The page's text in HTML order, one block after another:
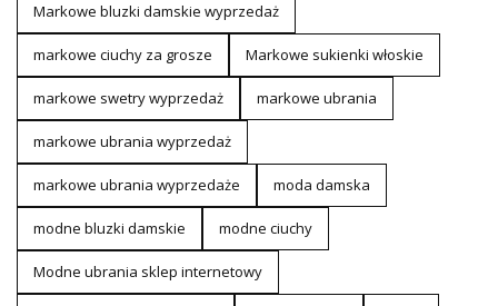
Markowe bluzki damskie wyprzedaż
markowe ciuchy za grosze Markowe sukienki włoskie
markowe swetry wyprzedaż markowe ubrania
markowe ubrania wyprzedaż
markowe ubrania wyprzedaże moda damska
modne bluzki damskie modne ciuchy
Modne ubrania sklep internetowy